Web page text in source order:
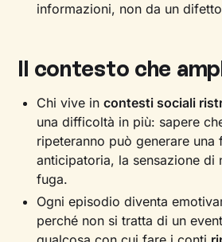
informazioni, non da un
Il contesto che
Chi vive incontesti sociali
una difficoltà in più: sapere
ripeteranno può generare una
anticipatoria, la sensazione di
fuga.
Ogni episodio diventa
perché non si tratta di un